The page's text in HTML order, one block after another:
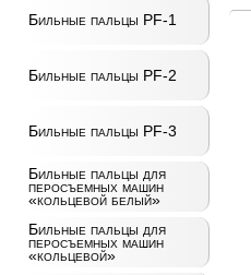
Бильные пальцы PF-1
Бильные пальцы PF-2
Бильные пальцы PF-3
Бильные пальцы для
перосъемных машин
«кольцевой белый»
Бильные пальцы для
перосъемных машин
«кольцевой»